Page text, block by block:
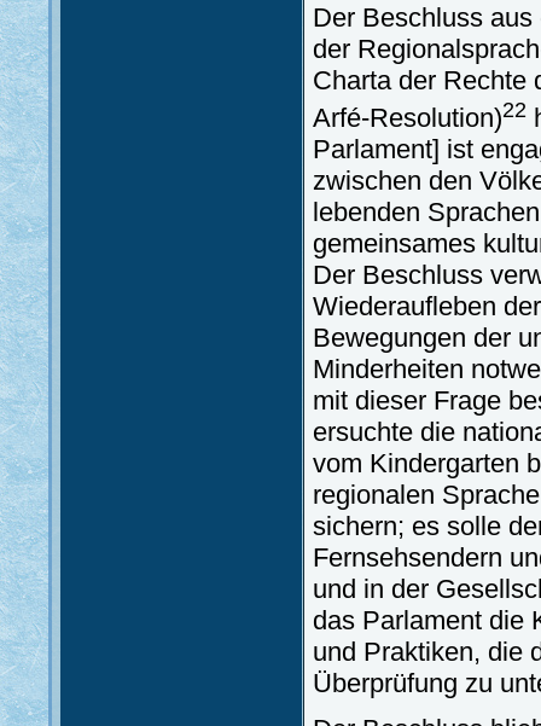
Der Beschluss
der
Charta der Rechte
Arfé-Resolution)22
Parlament] ist
zwischen den
lebenden
gemeinsames
Der Beschluss
Wiederaufleben
Bewegungen der
Minderheiten
mit dieser Frage
ersuchte die
vom Kindergarten
regionalen
sichern; es solle
Fernsehsendern
und in der
das Parlament die
und Praktiken, die
Überprüfung zu